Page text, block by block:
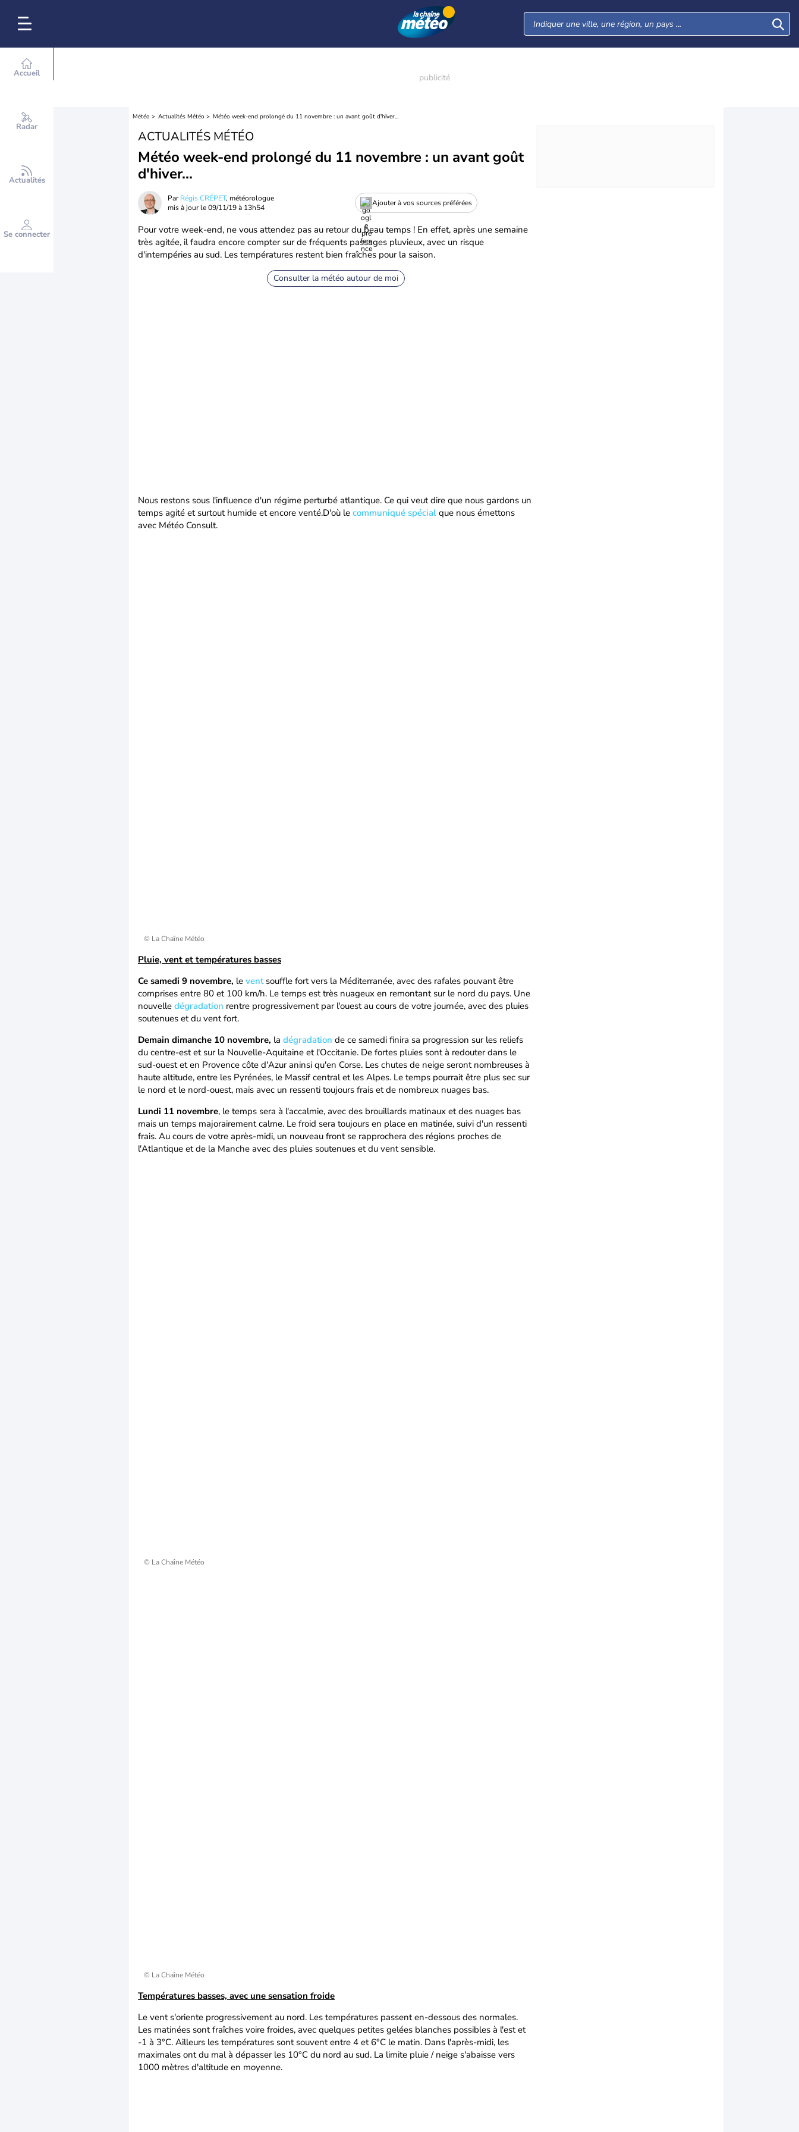
Accueil
Radar
Actualités
Se connecter
Météo Actualités Météo Météo week-end prolongé du 11 novembre : un avant goût d'hiver...
ACTUALITÉS MÉTÉO
Météo week-end prolongé du 11 novembre : un avant goût
d'hiver...
ParRégis CRÉPET, météorologue
mis à jour le09/11/19 à 13h54
Ajouter à vos sources préférées
Pour votre week-end, ne vous attendez pas au retour du beau temps ! En effet, après une semaine
très agitée, il faudra encore compter sur de fréquents passages pluvieux, avec un risque
d'intempéries au sud. Les températures restent bien fraîches pour la saison.
Consulter la météo autour de moi
Nous restons sous l'influence d'un régime perturbé atlantique. Ce qui veut dire que nous gardons un
temps agité et surtout humide et encore venté.D'où le communiqué spécial que nous émettons
avec Météo Consult.
© La Chaîne Météo
Pluie, vent et températures basses
Ce samedi 9 novembre, le ventsouffle fort vers la Méditerranée, avec des rafales pouvant être
comprises entre 80 et 100 km/h. Le temps est très nuageux en remontant sur le nord du pays. Une
nouvelle dégradation rentre progressivement par l'ouest au cours de votre journée, avec des pluies
soutenues et du vent fort.
Demain dimanche 10 novembre, la dégradation de ce samedi finira sa progression sur les reliefs
du centre-est et sur la Nouvelle-Aquitaine et l'Occitanie. De fortes pluies sont à redouter dans le
sud-ouest et en Provence côte d'Azur aninsi qu'en Corse. Les chutes de neige seront nombreuses à
haute altitude, entre les Pyrénées, le Massif central et les Alpes. Le temps pourrait être plus sec sur
le nord et le nord-ouest, mais avec un ressenti toujours frais et de nombreux nuages bas.
Lundi 11 novembre, le temps sera à l'accalmie, avec des brouillards matinaux et des nuages bas
mais un temps majorairement calme. Le froid sera toujours en place en matinée, suivi d'un ressenti
frais. Au cours de votre après-midi, un nouveau front se rapprochera des régions proches de
l'Atlantique et de la Manche avec des pluies soutenues et du vent sensible.
© La Chaîne Météo
© La Chaîne Météo
Températures basses, avec une sensation froide
Le vent s'oriente progressivement au nord. Les températures passent en-dessous des normales.
Les matinées sont fraîches voire froides, avec quelques petites gelées blanches possibles à l'est et
-1 à 3°C. Ailleurs les températures sont souvent entre 4 et 6°C le matin. Dans l'après-midi, les
maximales ont du mal à dépasser les 10°C du nord au sud. La limite pluie / neige s'abaisse vers
1000 mètres d'altitude en moyenne.